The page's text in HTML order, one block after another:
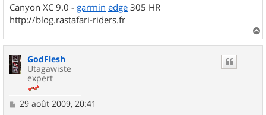
Canyon XC 9.0 - garmin edge 305 HR
http://blog.rastafari-riders.fr
a
GodFlesh
Utagawiste
expert
M
29 août 2009, 20:41